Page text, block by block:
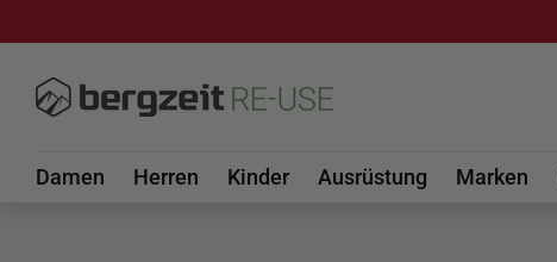
Damen Herren Kinder Ausrüstung Marken